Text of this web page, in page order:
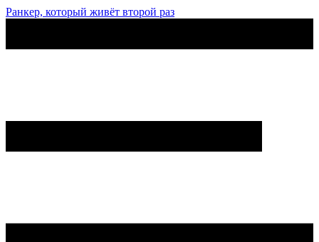
Ранкер, который живёт второй раз